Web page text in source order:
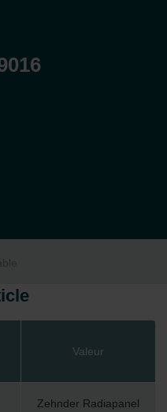
Valeur
Zehnder Radiapanel